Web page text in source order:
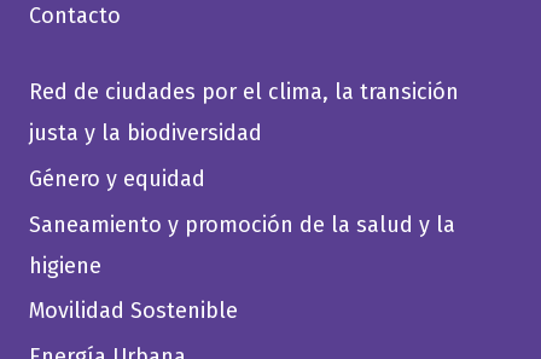
Contacto
Red de ciudades por el clima, la transición
justa y la biodiversidad
Género y equidad
Saneamiento y promoción de la salud y la
higiene
Movilidad Sostenible